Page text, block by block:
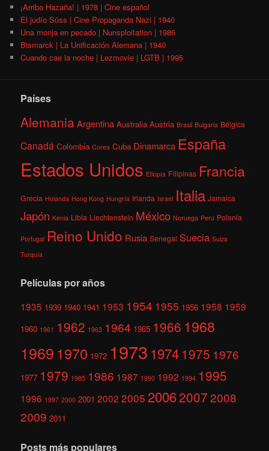
¡Arriba Hazaña! | 1978 | Cine español
El judío Süss | Cine Propaganda Nazi | 1940
Una monja en pecado | Nunsploitation | 1986
Bismarck | La Unificación Alemana | 1940
Cuando cae la noche | Lezmovie | LGTB | 1995
Países
AlemaniaArgentina Australia Austria Brasil Bulgaria Bélgica
Canadá Colombia Corea Cuba Dinamarca España
Estados Unidos Etiopía Filipinas Francia
Grecia Holanda Hong Kong Hungría Irlanda Israel Italia Jamaica
Japón Kenia Libia Liechtenstein México Noruega Perú Polonia
Portugal Reino Unido Rusia Senegal Suecia Suiza
Turquía
Películas por años
1935 1939 1940 1941 1953 1954 1955 1956 1958 1959
1960 1961 1962 1963 1964 1965 1966 1968
1969 1970 1972 1973 1974 1975 1976
1977 1979 1985 1986 1987 1990 1992 1994 1995
1996 1997 2000 2001 2002 2005 200620072008
2009 2011
Posts más populares